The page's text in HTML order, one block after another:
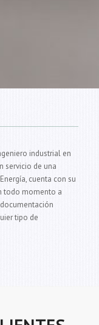
industrial en
servicio de una
cuenta con su
todo momento a
tipo de